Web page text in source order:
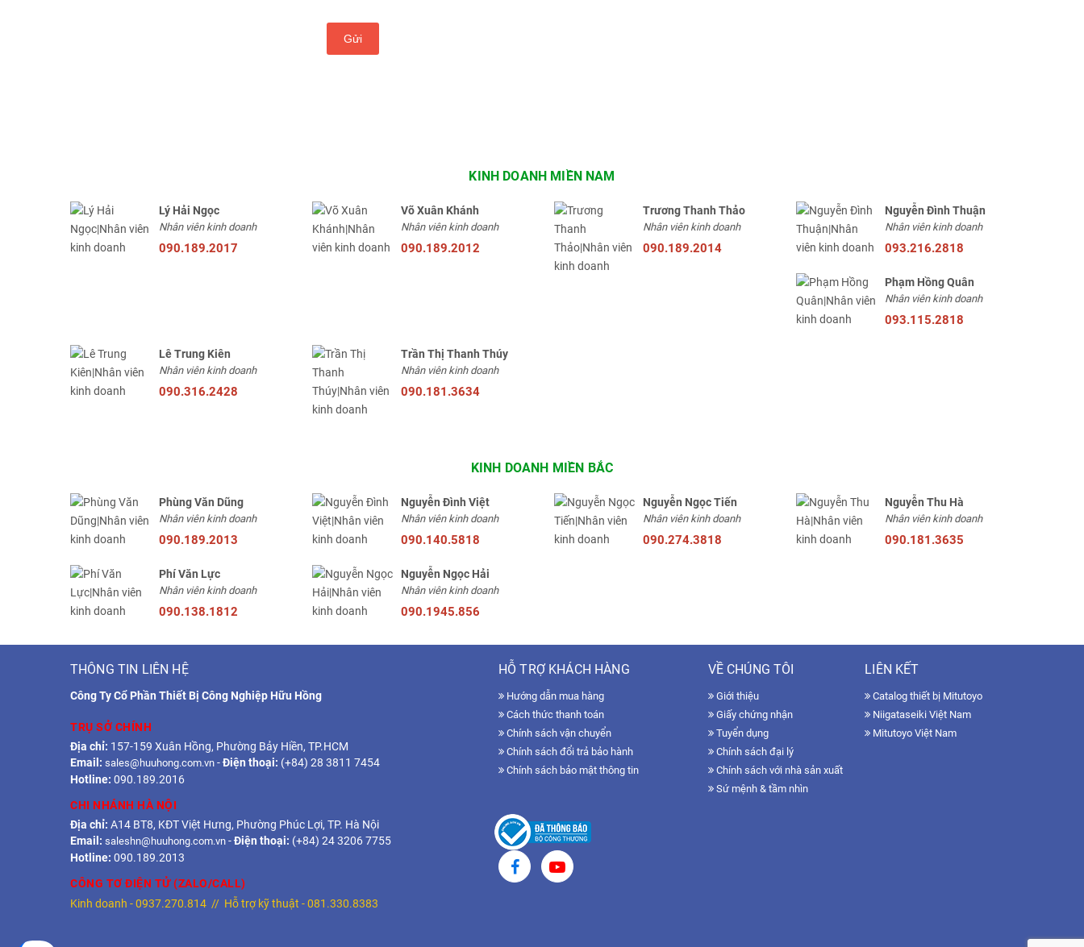
Gửi
KINH DOANH MIỀN NAM
Lý Hải Ngọc
Nhân viên kinh doanh
090.189.2017
Võ Xuân Khánh
Nhân viên kinh doanh
090.189.2012
Trương Thanh Thảo
Nhân viên kinh doanh
090.189.2014
Nguyễn Đình Thuận
Nhân viên kinh doanh
093.216.2818
Phạm Hồng Quân
Nhân viên kinh doanh
093.115.2818
Lê Trung Kiên
Nhân viên kinh doanh
090.316.2428
Trần Thị Thanh Thúy
Nhân viên kinh doanh
090.181.3634
KINH DOANH MIỀN BẮC
Phùng Văn Dũng
Nhân viên kinh doanh
090.189.2013
Nguyễn Đình Việt
Nhân viên kinh doanh
090.140.5818
Nguyễn Ngọc Tiến
Nhân viên kinh doanh
090.274.3818
Nguyễn Thu Hà
Nhân viên kinh doanh
090.181.3635
Phí Văn Lực
Nhân viên kinh doanh
090.138.1812
Nguyễn Ngọc Hải
Nhân viên kinh doanh
090.1945.856
THÔNG TIN LIÊN HỆ
Công Ty Cổ Phần Thiết Bị Công Nghiệp Hữu Hồng
TRỤ SỞ CHÍNH
Địa chỉ: 157-159 Xuân Hồng, Phường Bảy Hiền, TP.HCM
Email: sales@huuhong.com.vn -Điện thoại: (+84) 28 3811 7454
Hotline: 090.189.2016
CHI NHÁNH HÀ NỘI
Địa chỉ: A14 BT8, KĐT Việt Hưng, Phường Phúc Lợi, TP. Hà Nội
Email: saleshn@huuhong.com.vn -Điện thoại: (+84) 24 3206 7755
Hotline: 090.189.2013
CÔNG TƠ ĐIỆN TỬ (ZALO/CALL)
Kinh doanh -0937.270.814 // Hỗ trợ kỹ thuật -081.330.8383
HỖ TRỢ KHÁCH HÀNG
Hướng dẫn mua hàng
Cách thức thanh toán
Chính sách vận chuyển
Chính sách đổi trả bảo hành
Chính sách bảo mật thông tin
VỀ CHÚNG TÔI
Giới thiệu
Giấy chứng nhận
Tuyển dụng
Chính sách đại lý
Chính sách với nhà sản xuất
Sứ mệnh & tầm nhìn
LIÊN KẾT
Catalog thiết bị Mitutoyo
Niigataseiki Việt Nam
Mitutoyo Việt Nam